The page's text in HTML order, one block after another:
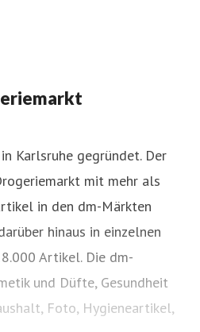
Karlsruhe gegründet. Der
mit mehr als
in den dm-Märkten
hinaus in einzelnen
Artikel. Die dm-
und Düfte, Gesundheit
Foto, Hygieneartikel,